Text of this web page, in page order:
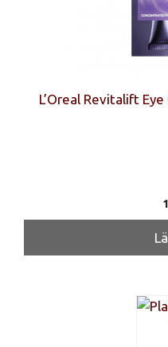
L’Oreal Revitalift